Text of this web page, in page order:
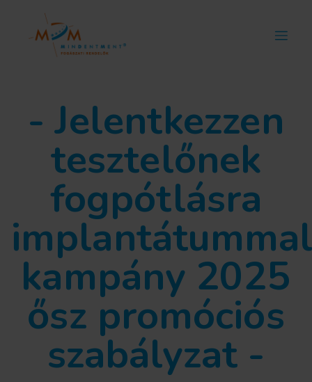
- Jelentkezzen
tesztelőnek
fogpótlásra
kampány 2025
ősz promóciós
szabályzat -